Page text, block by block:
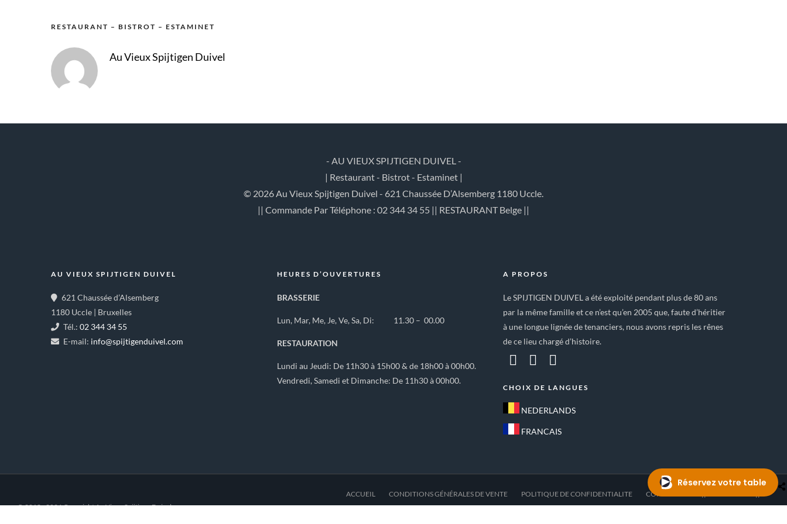
RESTAURANT – BISTROT – ESTAMINET
Au Vieux Spijtigen Duivel
- AU VIEUX SPIJTIGEN DUIVEL -
| Restaurant - Bistrot - Estaminet |
© 2026 Au Vieux Spijtigen Duivel - 621 Chaussée D’Alsemberg 1180 Uccle.
|| Commande Par Téléphone : 02 344 34 55 || RESTAURANT Belge ||
AU VIEUX SPIJTIGEN DUIVEL
621 Chaussée d’Alsemberg
1180 Uccle | Bruxelles
Tél.: 02 344 34 55
E-mail: info@spijtigenduivel.com
HEURES D’OUVERTURES
BRASSERIE
Lun, Mar, Me, Je, Ve, Sa, Di: 11.30 – 00.00
RESTAURATION
Lundi au Jeudi: De 11h30 à 15h00 & de 18h00 à 00h00.
Vendredi, Samedi et Dimanche: De 11h30 à 00h00.
A PROPOS
Le SPIJTIGEN DUIVEL a été exploité pendant plus de 80 ans
par la même famille et ce n’est qu’en 2005 que, faute d’héritier
à une longue lignée de tenanciers, nous avons repris les rênes
de ce lieu chargé d’histoire.
CHOIX DE LANGUES
NEDERLANDS
FRANCAIS
ACCUEIL CONDITIONS GÉNÉRALES DE VENTE POLITIQUE DE CONFIDENTIALITE CONTACT
—- || RESERVATION || —-
© 2018 - 2026 Copyright Au Vieux Spijtigen Duivel.